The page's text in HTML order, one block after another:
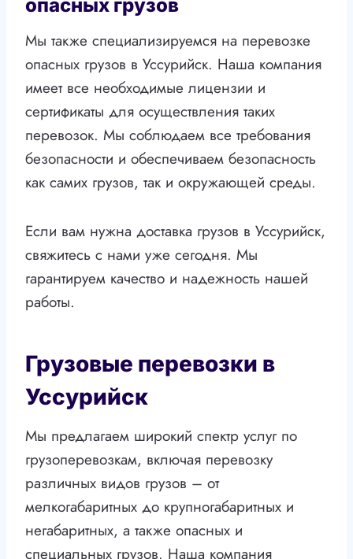
опасных грузов
Мы также специализируемся на перевозке
опасных грузов в Уссурийск. Наша компания
имеет все необходимые лицензии и
сертификаты для осуществления таких
перевозок. Мы соблюдаем все требования
безопасности и обеспечиваем безопасность
как самих грузов, так и окружающей среды.
Если вам нужна доставка грузов в Уссурийск,
свяжитесь с нами уже сегодня. Мы
гарантируем качество и надежность нашей
работы.
Грузовые перевозки в
Уссурийск
Мы предлагаем широкий спектр услуг по
грузоперевозкам, включая перевозку
различных видов грузов – от
мелкогабаритных до крупногабаритных и
негабаритных, а также опасных и
специальных грузов. Наша компания